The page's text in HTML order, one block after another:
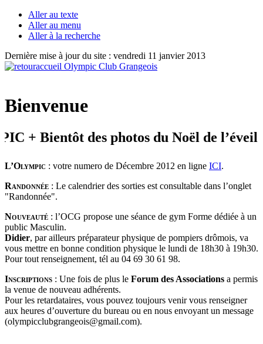
Aller au texte
Aller au menu
Aller à la recherche
Dernière mise à jour du site : vendredi 11 janvier 2013
Bienvenue
Bientôt des photos du Noël de l’éveil
L’Olympic : votre numero de Décembre 2012 en ligne ICI.
Randonnée : Le calendrier des sorties est consultable dans l’onglet
"Randonnée".
Nouveauté : l’OCG propose une séance de gym Forme dédiée à un
public Masculin.
Didier, par ailleurs préparateur physique de pompiers drômois, va
vous mettre en bonne condition physique le lundi de 18h30 à 19h30.
Pour tout renseignement, tél au 04 69 30 61 98.
Inscriptions : Une fois de plus le Forum des Associations a permis
la venue de nouveau adhérents.
Pour les retardataires, vous pouvez toujours venir vous renseigner
aux heures d’ouverture du bureau ou en nous envoyant un message
(olympicclubgrangeois@gmail.com).